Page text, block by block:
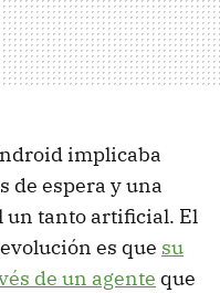
implicaba
de espera y una
un tanto artificial. El
es que su
de un agente que